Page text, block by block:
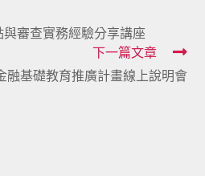
與審查實務經驗分享講座
下一篇文章
融基礎教育推廣計畫線上說明會